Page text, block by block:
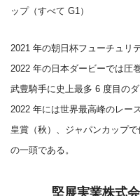
ップ（すべて G1）
2021 年の朝日杯フューチュリ
2022 年の日本ダービーでは圧
武豊騎手に史上最多 6 度目の
2022 年には世界最高峰のレー
皇賞（秋）、ジャパンカップ
の一頭である。
堅展実業株式